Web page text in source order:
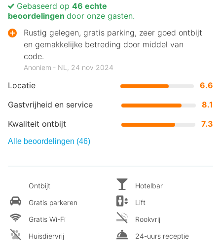
Locatie
6.6
Gastvrijheid en service
8.1
Kwaliteit ontbijt
7.3
Gebaseerd op 46 echte
beoordelingen door onze gasten.
Rustig gelegen, gratis parking, zeer goed ontbijt
en gemakkelijke betreding door middel van
code.
Anoniem ‐ NL, 24 nov 2024
Alle beoordelingen (46)
Ontbijt
Gratis parkeren
Gratis Wi-Fi
Huisdiervrij
Hotelbar
Lift
Rookvrij
24-uurs receptie